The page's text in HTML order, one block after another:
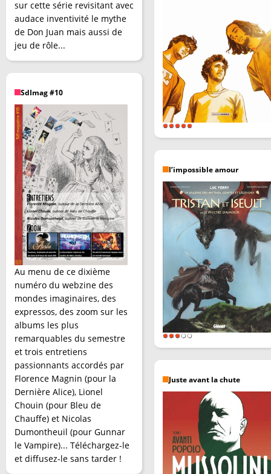
sur cette série revisitant avec
audace inventivité le mythe
de Don Juan mais aussi de
jeu de rôle...
SdImag #10
Au menu de ce dixième
numéro du webzine des
mondes imaginaires, des
expressos, des zoom sur les
albums les plus
remarquables du semestre
et trois entretiens
passionnants accordés par
Florence Magnin (pour la
Dernière Alice), Lionel
Chouin (pour Bleu de
Chauffe) et Nicolas
Dumontheuil (pour Gunnar
le Vampire)... Téléchargez-le
et diffusez-le sans tarder !
l’impossible amour
Juste avant la chute